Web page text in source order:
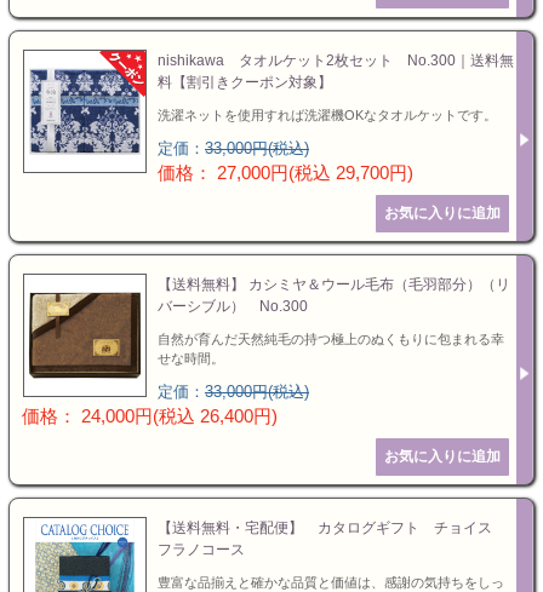
nishikawa タオルケット2枚セット No.300｜送料無
料【割引きクーポン対象】
洗濯ネットを使用すれば洗濯機OKなタオルケットです。
定価： 33,000円(税込)
価格： 27,000円(税込 29,700円)
【送料無料】 カシミヤ＆ウール毛布（毛羽部分）（リ
バーシブル） No.300
自然が育んだ天然純毛の持つ極上のぬくもりに包まれる幸
せな時間。
定価： 33,000円(税込)
価格： 24,000円(税込 26,400円)
【送料無料・宅配便】 カタログギフト チョイス
フラノコース
豊富な品揃えと確かな品質と価値は、感謝の気持ちをしっ